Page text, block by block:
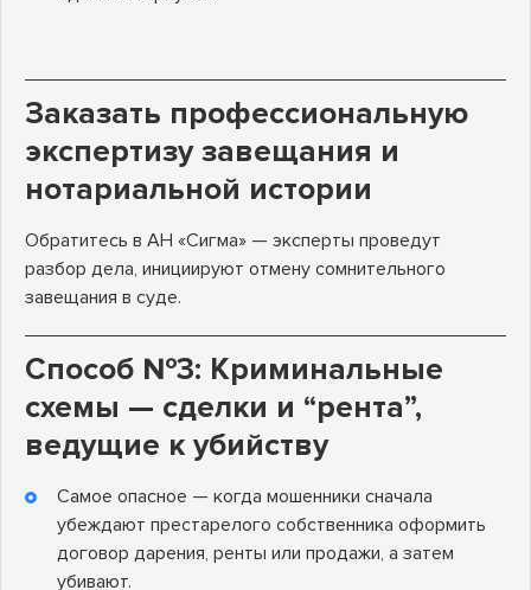
Заказать профессиональную
экспертизу завещания и
нотариальной истории
Обратитесь в АН «Сигма» — эксперты проведут
разбор дела, инициируют отмену сомнительного
завещания в суде.
Способ №3: Криминальные
схемы — сделки и “рента”,
ведущие к убийству
Самое опасное — когда мошенники сначала
убеждают престарелого собственника оформить
договор дарения, ренты или продажи, а затем
убивают.